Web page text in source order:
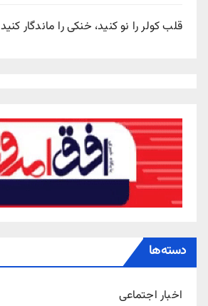
قلب کولر را نو کنید، خنکی را ماندگار کنید
دسته‌ها
اخبار اجتماعی